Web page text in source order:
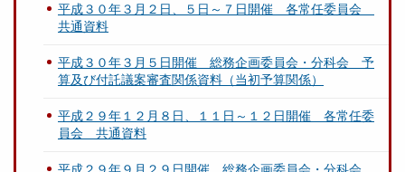
平成３０年３月２日、５日～７日開催 各常任委員会
共通資料
平成３０年３月５日開催 総務企画委員会・分科会 予
算及び付託議案審査関係資料（当初予算関係）
平成２９年１２月８日、１１日～１２日開催 各常任委
員会 共通資料